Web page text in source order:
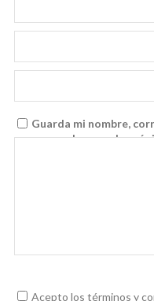
Guarda mi nombre,
navegador para la
Acepto los términos y